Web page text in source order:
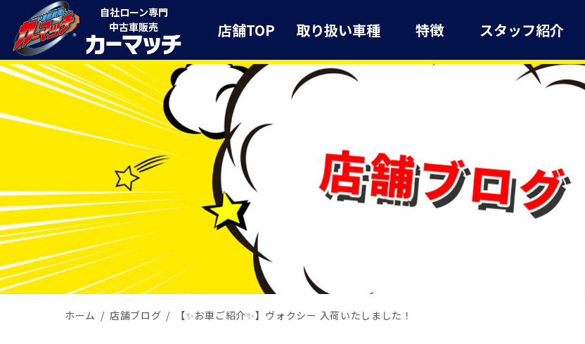
自社ローン専門
中古車販売
店舗TOP 取り扱い車種 特徴 スタッフ紹介
ホーム 店舗ブログ 【✨お車ご紹介✨】ヴォクシー 入荷いたしました！